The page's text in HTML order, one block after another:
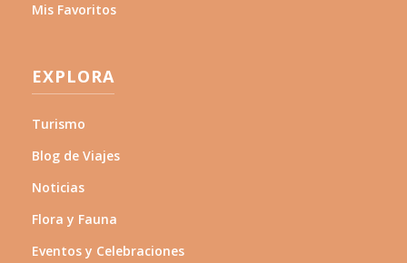
Mis Favoritos
EXPLORA
Turismo
Blog de Viajes
Noticias
Flora y Fauna
Eventos y Celebraciones